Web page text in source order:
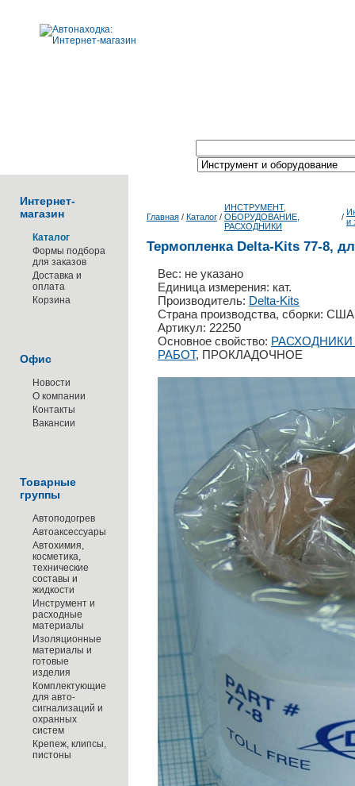
Интернет-
магазин
Каталог
Формы подбора
для заказов
Доставка и
оплата
Корзина
Офис
Новости
О компании
Контакты
Вакансии
Товарные
группы
Автоподогрев
Автоаксессуары
Автохимия,
косметика,
технические
составы и
жидкости
Инструмент и
расходные
материалы
Изоляционные
материалы и
готовые
изделия
Комплектующие
для авто-
сигнализаций и
охранных
систем
Крепеж, клипсы,
пистоны
Главная / Каталог /
ИНСТРУМЕНТ,
ОБОРУДОВАНИЕ,
РАСХОДНИКИ
/ и
Термопленка Delta-Kits 77-8,
Вес: не указано
Единица измерения: кат.
Производитель: Delta-Kits
Страна производства, сборки: США
Артикул: 22250
Основное свойство:
РАБОТ, ПРОКЛАДОЧНОЕ